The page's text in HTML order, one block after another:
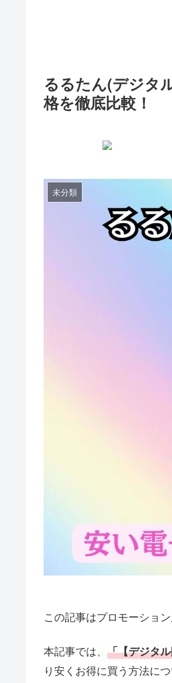
るるたん(デジタ
格を徹底比較！
未分類
この記事はプロモーション
本記事では、 「【デジタ
り安くお得に買う方法に